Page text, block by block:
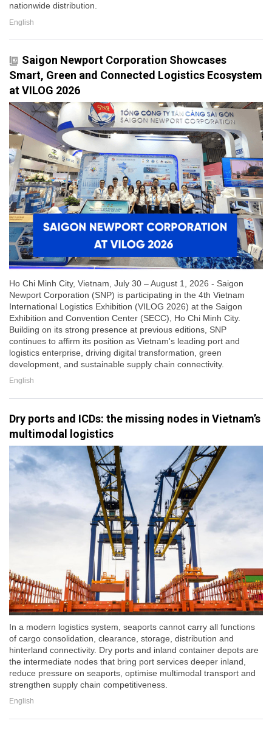
nationwide distribution.
English
Saigon Newport Corporation Showcases
Smart, Green and Connected Logistics Ecosystem
at VILOG 2026
Ho Chi Minh City, Vietnam, July 30 – August 1, 2026 - Saigon
Newport Corporation (SNP) is participating in the 4th Vietnam
International Logistics Exhibition (VILOG 2026) at the Saigon
Exhibition and Convention Center (SECC), Ho Chi Minh City.
Building on its strong presence at previous editions, SNP
continues to affirm its position as Vietnam's leading port and
logistics enterprise, driving digital transformation, green
development, and sustainable supply chain connectivity.
English
Dry ports and ICDs: the missing nodes in Vietnam’s
multimodal logistics
In a modern logistics system, seaports cannot carry all functions
of cargo consolidation, clearance, storage, distribution and
hinterland connectivity. Dry ports and inland container depots are
the intermediate nodes that bring port services deeper inland,
reduce pressure on seaports, optimise multimodal transport and
strengthen supply chain competitiveness.
English